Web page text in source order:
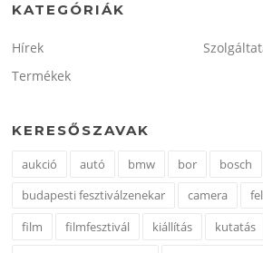
KATEGÓRIÁK
Hírek
Termékek
KERESŐSZAVAK
aukció autó bmw bor bosch
budapesti fesztiválzenekar
camera
film
filmfesztivál kiállítás
kutatás